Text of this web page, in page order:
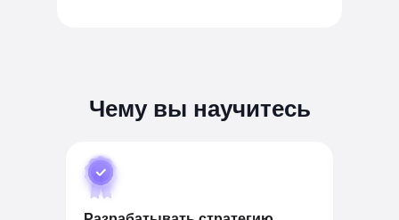
Чему вы научитесь